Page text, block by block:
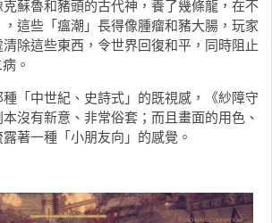
蘇魯和豬頭的古代神，養了幾條龍，在不
這些「瘟潮」長得像腫瘤和豬大腸，玩家
除這些東西，令世界回復和平，同時阻止
。
「中世紀、史詩式」的既視感，《紗障守
沒有新意、非常俗套；而且畫面的用色、
著一種「小朋友向」的感覺。